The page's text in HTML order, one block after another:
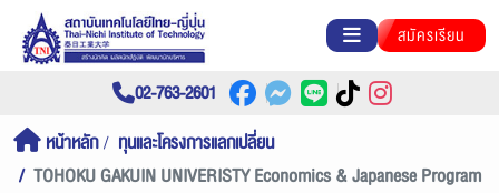
สมัครเรียน
02-763-2601
หน้าหลัก
ทุนและโครงการแลกเปลี่ยน
TOHOKU GAKUIN UNIVERISTY Economics & Japanese Program